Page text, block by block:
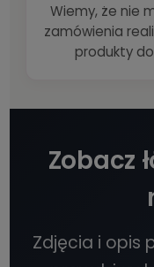
Wiemy, że nie
zamówienia
produkty
Zobacz
Zdjęcia i opis